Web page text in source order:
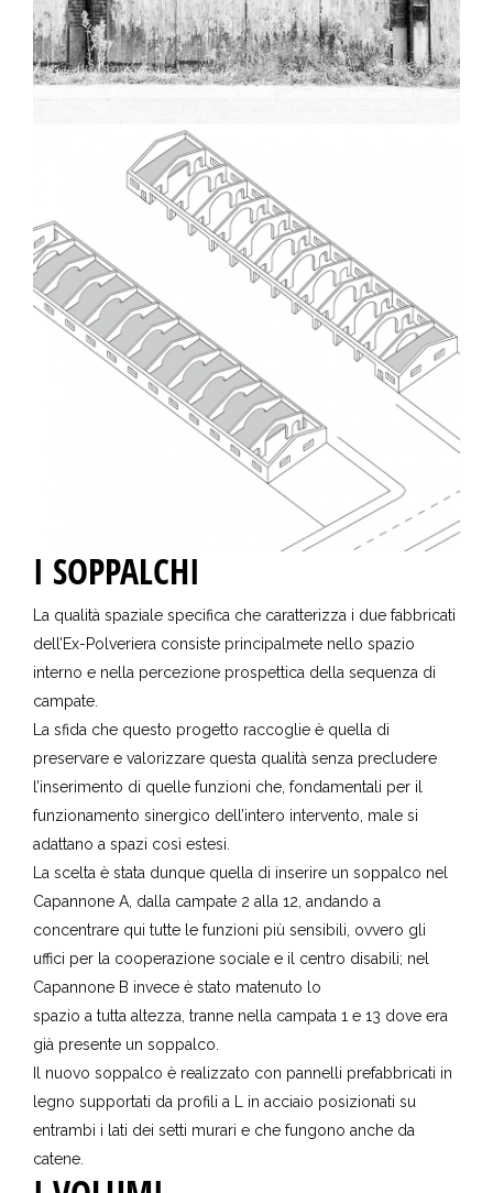
I SOPPALCHI
La qualità spaziale specifica che caratterizza i due fabbricati
dell’Ex-Polveriera consiste principalmete nello spazio
interno e nella percezione prospettica della sequenza di
campate.
La sfida che questo progetto raccoglie è quella di
preservare e valorizzare questa qualità senza precludere
l’inserimento di quelle funzioni che, fondamentali per il
funzionamento sinergico dell’intero intervento, male si
adattano a spazi così estesi.
La scelta è stata dunque quella di inserire un soppalco nel
Capannone A, dalla campate 2 alla 12, andando a
concentrare qui tutte le funzioni più sensibili, ovvero gli
uffici per la cooperazione sociale e il centro disabili; nel
Capannone B invece è stato matenuto lo
spazio a tutta altezza, tranne nella campata 1 e 13 dove era
già presente un soppalco.
Il nuovo soppalco è realizzato con pannelli prefabbricati in
legno supportati da profili a L in acciaio posizionati su
entrambi i lati dei setti murari e che fungono anche da
catene.